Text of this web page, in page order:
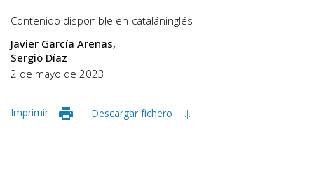
Contenido disponible en cataláninglés
Javier García Arenas
Sergio Díaz
2 de mayo de 2023
Imprimir Descargar fichero